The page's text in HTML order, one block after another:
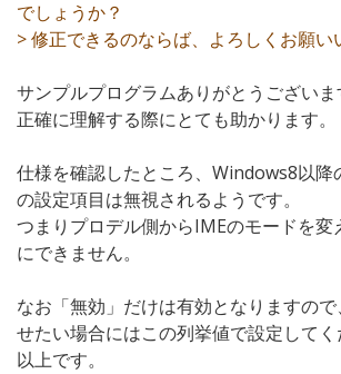
でしょうか？
> 修正できるのならば、よろしくお願い
サンプルプログラムありがとうござい
正確に理解する際にとても助かります。
仕様を確認したところ、Windows8以降
の設定項目は無視されるようです。
つまりプロデル側からIMEのモードを変
にできません。
なお「無効」だけは有効となりますの
せたい場合にはこの列挙値で設定してく
以上です。